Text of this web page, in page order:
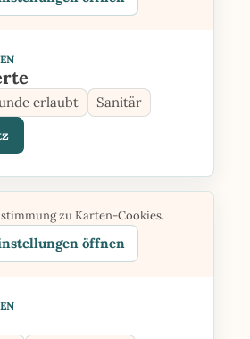
erlaubt
Sanitär
zu Karten-Cookies.
öffnen